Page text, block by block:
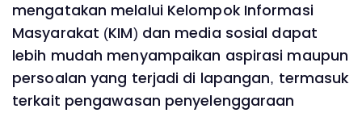
mengatakan melalui Kelompok Informasi
Masyarakat (KIM) dan media sosial dapat
lebih mudah menyampaikan aspirasi maupun
persoalan yang terjadi di lapangan, termasuk
terkait pengawasan penyelenggaraan